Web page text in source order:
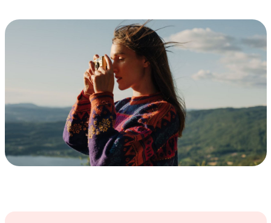
Artikelbild
Gå vidare till artikelns
innehåll